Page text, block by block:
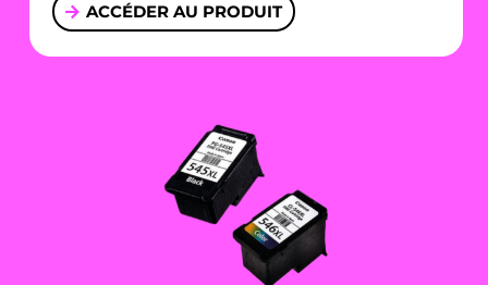
ACCÉDER AU PRODUIT